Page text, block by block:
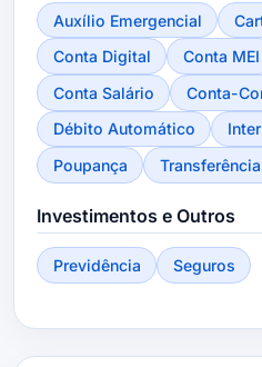
Auxílio Emergencial
Conta Digital
Conta MEI
Conta Salário
Conta-
Débito Automático
Poupança
Investimentos e Outros
Previdência Seguros